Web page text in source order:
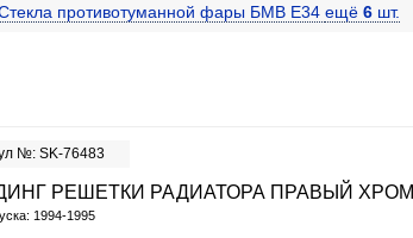
противотуманной фары БМВ E34 ещё 6шт.
№: SK-76483
РЕШЕТКИ РАДИАТОРА ПРАВЫЙ ХРОМ
1994-1995